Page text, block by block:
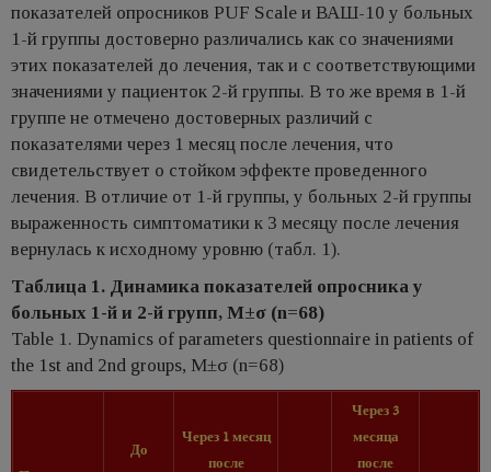
показателей опросников PUF Scale и ВАШ-10 у больных
1-й группы достоверно различались как со значениями
этих показателей до лечения, так и с соответствующими
значениями у пациенток 2-й группы. В то же время в 1-й
группе не отмечено достоверных различий с
показателями через 1 месяц после лечения, что
свидетельствует о стойком эффекте проведенного
лечения. В отличие от 1-й группы, у больных 2-й группы
выраженность симптоматики к 3 месяцу после лечения
вернулась к исходному уровню (табл. 1).
Таблица 1. Динамика показателей опросника у
больных 1-й и 2-й групп, M±σ (n=68)
Table 1. Dynamics of parameters questionnaire in patients of
the 1st and 2nd groups, M±σ (n=68)
До
Через 1 месяц
после
Через 3
месяца
после